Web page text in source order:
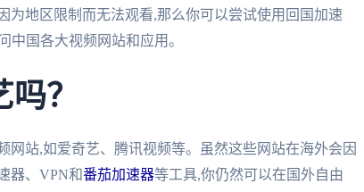
为地区限制而无法观看,那么你可以尝试使用回国加速
中国各大视频网站和应用。
？
网站,如爱奇艺、腾讯视频等。虽然这些网站在海外会因
器、VPN和番茄加速器等工具,你仍然可以在国外自由